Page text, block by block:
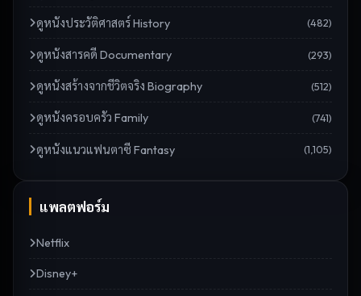
ดูหนังประวัติศาสตร์ History (482)
ดูหนังสารคดี Documentary (293)
ดูหนังสร้างจากชีวิตจริง Biography (512)
ดูหนังครอบครัว Family (741)
ดูหนังแนวแฟนตาซี Fantasy (1,105)
แพลตฟอร์ม
Netflix
Disney+